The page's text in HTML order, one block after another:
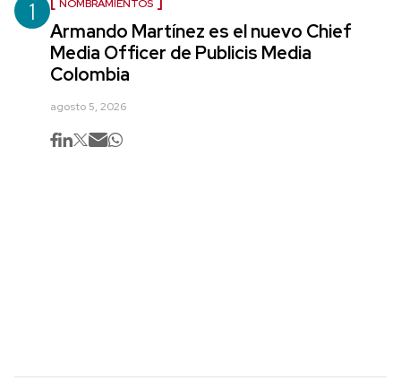
1 NOMBRAMIENTOS
Armando Martínez es el nuevo Chief
Media Officer de Publicis Media
Colombia
agosto 5, 2026